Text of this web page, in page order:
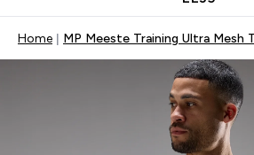
Home MP Meeste Training Ultra Mesh